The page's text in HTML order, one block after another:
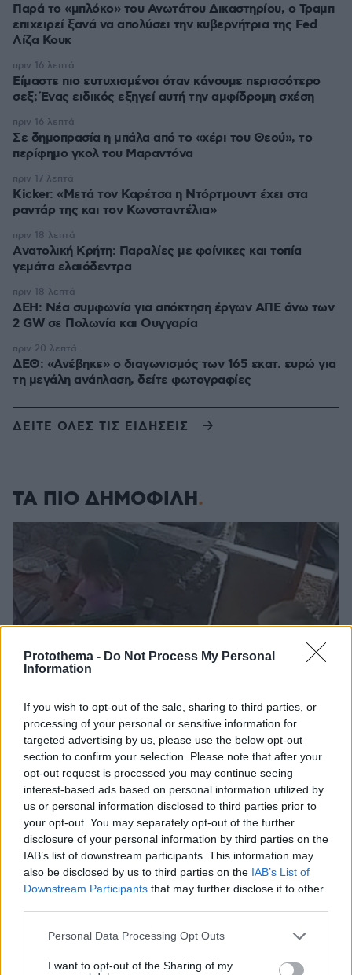
Protothema - Do Not Process My Personal
Information
If you wish to opt-out of the sale, sharing to third parties, or
processing of your personal or sensitive information for
targeted advertising by us, please use the below opt-out
section to confirm your selection. Please note that after your
opt-out request is processed you may continue seeing
interest-based ads based on personal information utilized by
us or personal information disclosed to third parties prior to
your opt-out. You may separately opt-out of the further
disclosure of your personal information by third parties on the
IAB’s list of downstream participants. This information may
also be disclosed by us to third parties on the IAB’s List of
Downstream Participants that may further disclose it to other
Please note that this website/app uses one or more Google
not limited to your visit or usage behaviour. You may click to
Personal Data Processing Opt Outs
I want to opt-out of the Sharing of my
Παρά το «μπλόκο» του Ανωτάτου Δικαστηρίου, ο Τραμπ
επιχειρεί ξανά να απολύσει την κυβερνήτρια της Fed
Λίζα Κουκ
Είμαστε πιο ευτυχισμένοι όταν κάνουμε περισσότερο
σεξ; Ένας ειδικός εξηγεί αυτή την αμφίδρομη σχέση
πριν 16 λεπτά
Σε δημοπρασία η μπάλα από το «χέρι του Θεού», το
περίφημο γκολ του Μαραντόνα
πριν 16 λεπτά
Kicker: «Μετά τον Καρέτσα η Ντόρτμουντ έχει στα
ραντάρ της και τον Κωνσταντέλια»
πριν 17 λεπτά
Aνατολική Κρήτη: Παραλίες με φοίνικες και τοπία
γεμάτα ελαιόδεντρα
πριν 18 λεπτά
ΔΕΗ: Νέα συμφωνία για απόκτηση έργων ΑΠΕ άνω των
2 GW σε Πολωνία και Ουγγαρία
πριν 18 λεπτά
ΔΕΘ: «Ανέβηκε» ο διαγωνισμός των 165 εκατ. ευρώ για
τη μεγάλη ανάπλαση, δείτε φωτογραφίες
πριν 20 λεπτά
ΔΕΙΤΕ ΟΛΕΣ ΤΙΣ ΕΙΔΗΣΕΙΣ
ΤΑ ΠΙΟ ΔΗΜΟΦΙΛΗ
«Πόσα θέλεις για το κορίτσι;»: Τουρίστας στην
Κρήτη ζητά... τιμή για να ασελγήσει σε ανήλικη, τι
καταγγέλλει ο ιδιοκτήτης επιχείρησης
07.08.2026, 18:22